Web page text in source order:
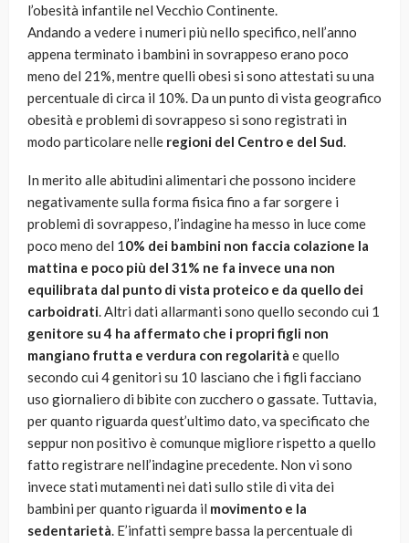
l’obesità infantile nel Vecchio Continente.
Andando a vedere i numeri più nello specifico, nell’anno
appena terminato i bambini in sovrappeso erano poco
meno del 21%, mentre quelli obesi si sono attestati su una
percentuale di circa il 10%. Da un punto di vista geografico
obesità e problemi di sovrappeso si sono registrati in
modo particolare nelle regioni del Centro e del Sud.
In merito alle abitudini alimentari che possono incidere
negativamente sulla forma fisica fino a far sorgere i
problemi di sovrappeso, l’indagine ha messo in luce come
poco meno del 10% dei bambini non faccia colazione la
mattina e poco più del 31% ne fa invece una non
equilibrata dal punto di vista proteico e da quello dei
carboidrati. Altri dati allarmanti sono quello secondo cui 1
genitore su 4 ha affermato che i propri figli non
mangiano frutta e verdura con regolarità e quello
secondo cui 4 genitori su 10 lasciano che i figli facciano
uso giornaliero di bibite con zucchero o gassate. Tuttavia,
per quanto riguarda quest’ultimo dato, va specificato che
seppur non positivo è comunque migliore rispetto a quello
fatto registrare nell’indagine precedente. Non vi sono
invece stati mutamenti nei dati sullo stile di vita dei
bambini per quanto riguarda il movimento e la
sedentarietà. E’infatti sempre bassa la percentuale di